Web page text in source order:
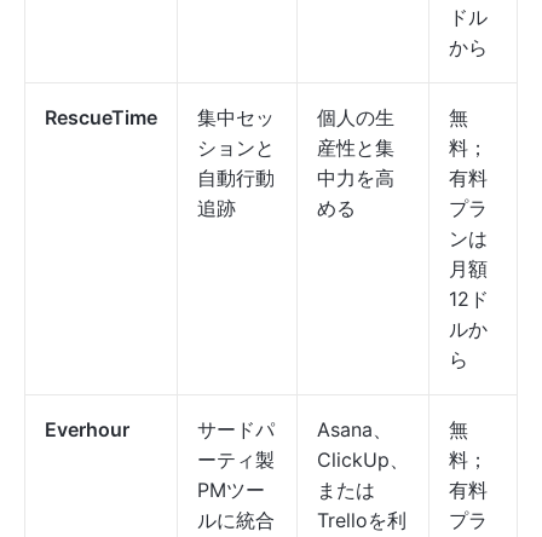
ドル
から
RescueTime
集中セッ
ションと
自動行動
追跡
個人の生
産性と集
中力を高
める
無
料；
有料
プラ
ンは
月額
12ド
ルか
ら
Everhour
サードパ
ーティ製
PMツー
ルに統合
Asana、
ClickUp、
または
Trelloを利
無
料；
有料
プラ